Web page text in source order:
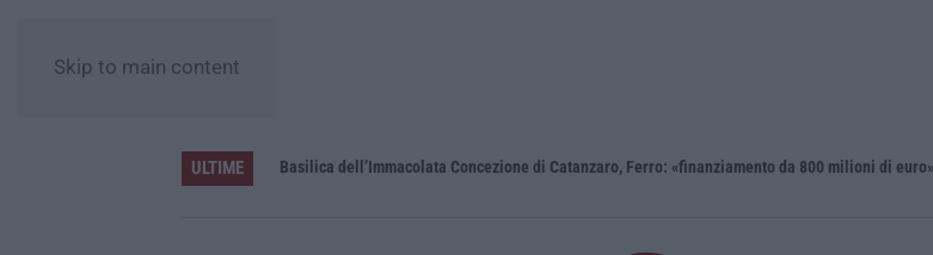
Skip to main content
ULTIME Basilica dell’Immacolata Concezione di Catanzaro, Ferro: «finanziamento da 800 milioni di euro»